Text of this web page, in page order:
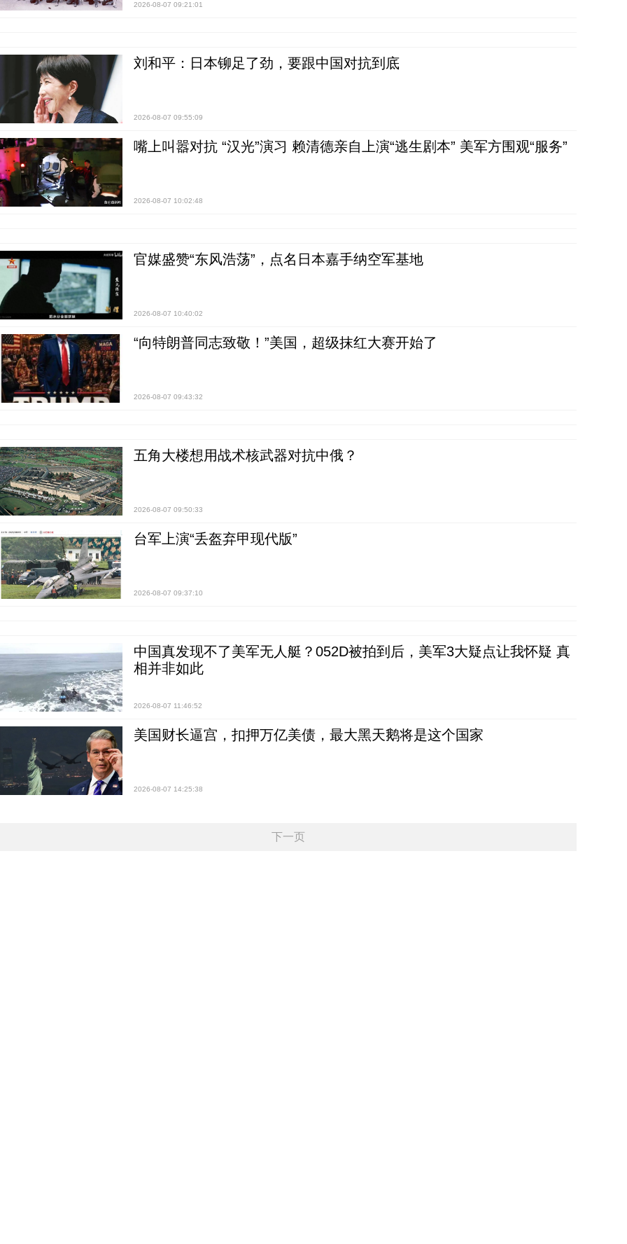
2026-08-07 09:21:01
刘和平：日本铆足了劲，要跟中国对抗到底
2026-08-07 09:55:09
嘴上叫嚣对抗 “汉光”演习 赖清德亲自上演“逃生剧本” 美军方围观“服务”
2026-08-07 10:02:48
官媒盛赞“东风浩荡”，点名日本嘉手纳空军基地
2026-08-07 10:40:02
“向特朗普同志致敬！”美国，超级抹红大赛开始了
2026-08-07 09:43:32
五角大楼想用战术核武器对抗中俄？
2026-08-07 09:50:33
台军上演“丢盔弃甲现代版”
2026-08-07 09:37:10
中国真发现不了美军无人艇？052D被拍到后，美军3大疑点让我怀疑 真
相并非如此
2026-08-07 11:46:52
美国财长逼宫，扣押万亿美债，最大黑天鹅将是这个国家
2026-08-07 14:25:38
下一页